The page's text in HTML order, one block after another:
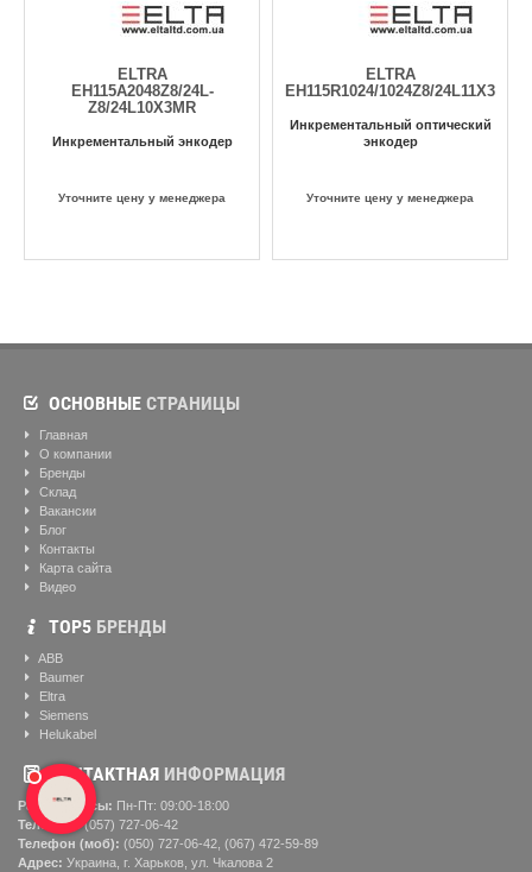
ELTRA
EH115A2048Z8/24L-
Z8/24L10X3MR
Инкрементальный энкодер
Уточните цену у менеджера
ELTRA
EH115R1024/1024Z8/
Инкрементальный оптический
энкодер
Уточните цену у менеджера
ОСНОВНЫЕ СТРАНИЦЫ
Главная
О компании
Бренды
Склад
Вакансии
Блог
Контакты
Карта сайта
Видео
ТОР5 БРЕНДЫ
ABB
Baumer
Eltra
Siemens
Helukabel
КОНТАКТНАЯ ИНФОРМАЦИЯ
Рабочие часы: Пн-Пт: 09:00-18:00
Телефон:(057) ‎727-06-42
Телефон (моб): (050) 727-06-42, (067) 472-59-89
Адрес: Украина, г. Харьков, ул. Чкалова 2